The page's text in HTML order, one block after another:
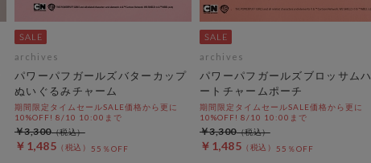
archives
パワーパフガールズバターカップ
ぬいぐるみチャーム
期間限定タイムセールSALE価格から更に
10%OFF! 8/10 10:00まで
￥1,485 55％OFF
￥3,300
archives
パワーパフガールズブロッサムハ
ートチャームポーチ
期間限定タイムセールSALE価格から更に
10%OFF! 8/10 10:00まで
￥1,485 55％OFF
￥3,300